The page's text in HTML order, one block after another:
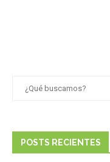
POSTS RECIENTES